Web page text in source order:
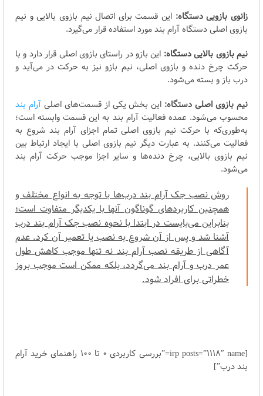
زانوی بازویی دستگاه: این قسمت برای اتصال نیم بازوی بالایی و نیم
بازوی اصلی دستگاه آرام بند مورد استفاده قرار می‌گیرد.
نیم بازوی بالایی دستگاه: این بازو در راستای بازوی اصلی قرار دارد و با
حرکت چرخ دنده و بازوی اصلی، نیم بازو نیز به حرکت در می‌آید و
درب باز و بسته می‌شود.
نیم بازوی اصلی دستگاه: این بخش یکی از قسمت‌های اصلیآرام بند
محسوب می‌شود. عمده فعالیت آرام بند به این قسمت وابسته است؛
به‌طوری‌که با حرکت نیم بازوی اصلی تمام اجزای آرام بند شروع به
فعالیت می‌کنند. به عبارت دیگر نیم بازوی اصلی با ایجاد ارتباط بین
نیم بازوی بالایی، چرخ دنده‌ها و سایر اجزا موجب حرکت آرام بند
می‌شود.
روش نصب جک آرام بند درب‌ها با توجه به انواع مختلف و
همچنین کاربردهای گوناگون آنها با یکدیگر متفاوت است؛
بنابراین می‌بایست در ابتدا با نحوه نصب جک آرام بند درب
آشنا شد و پس از آن شروع به نصب یا تعمیر آن کرد. عدم
آگاهی از طریقه نصب آرام بند نه تنها موجب کاهش طول
عمر درب و آرام بند می‌گردد، بلکه ممکن است موجب بروز
خطراتی برای افراد شود.
[irp posts=”1118″ name=”بررسی کاربردی 0 تا 100 راهنمای خرید آرام
بند درب”]